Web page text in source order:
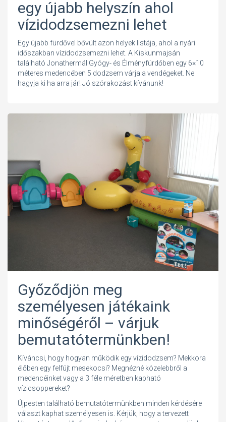
egy újabb helyszín ahol
vízidodzsemezni lehet
Egy újabb fürdővel bővült azon helyek listája, ahol a nyári
időszakban vízidodzsemezni lehet. A Kiskunmajsán
található Jonathermál Gyógy- és Élményfürdőben egy 6×10
méteres medencében 5 dodzsem várja a vendégeket. Ne
hagyja ki ha arra jár! Jó szórakozást kívánunk!
Győződjön meg
személyesen játékaink
minőségéről – várjuk
bemutatótermünkben!
Kíváncsi, hogy hogyan működik egy vízidodzsem? Mekkora
élőben egy felfújt mesekocsi? Megnézné közelebbről a
medencéinket vagy a 3 féle méretben kapható
vízicsoppereket?
Újpesten található bemutatótermünkben minden kérdésére
választ kaphat személyesen is. Kérjük, hogy a tervezett